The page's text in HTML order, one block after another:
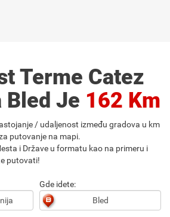
Terme Catez
Bled Je 162 Km
/ udaljenost između gradova u km
putovanje na mapi.
i Države u formatu kao na primeru i
putovati!
Gde idete: